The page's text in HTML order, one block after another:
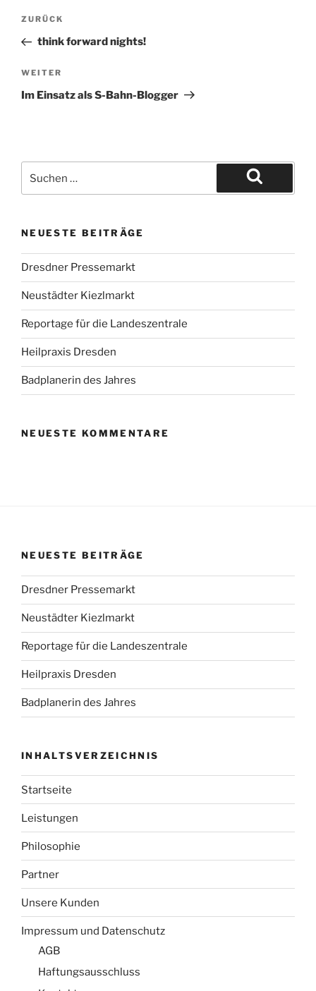
Beitragsnavigation
Vorheriger
Beitrag
ZURÜCK
think forward nights!
Nächster
Beitrag
WEITER
Im Einsatz als S-Bahn-Blogger
nach:
Suchen
NEUESTE BEITRÄGE
Dresdner Pressemarkt
Neustädter Kiezlmarkt
Reportage für die Landeszentrale
Heilpraxis Dresden
Badplanerin des Jahres
NEUESTE KOMMENTARE
NEUESTE BEITRÄGE
Dresdner Pressemarkt
Neustädter Kiezlmarkt
Reportage für die Landeszentrale
Heilpraxis Dresden
Badplanerin des Jahres
INHALTSVERZEICHNIS
Startseite
Leistungen
Philosophie
Partner
Unsere Kunden
Impressum und Datenschutz
AGB
Haftungsausschluss